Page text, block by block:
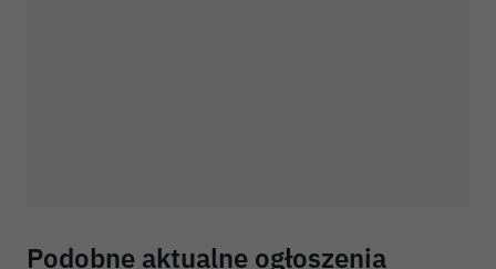
Podobne aktualne ogłoszenia